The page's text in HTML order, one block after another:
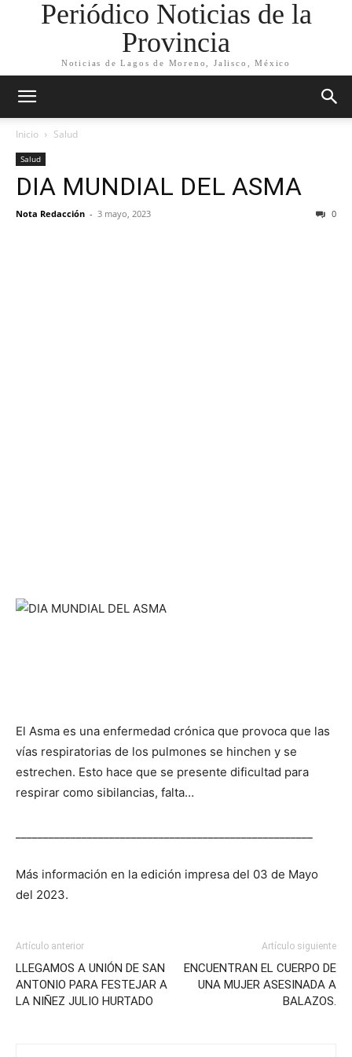
Periódico Noticias de la
Provincia
Noticias de Lagos de Moreno, Jalisco, México
Inicio Salud
Salud
DIA MUNDIAL DEL ASMA
Nota Redacción - 3 mayo, 2023 0
El Asma es una enfermedad crónica que provoca que las
vías respiratorias de los pulmones se hinchen y se
estrechen. Esto hace que se presente dificultad para
respirar como sibilancias, falta…
Más información en la edición impresa del 03 de Mayo
del 2023.
Artículo anterior
LLEGAMOS A UNIÓN DE SAN
ANTONIO PARA FESTEJAR A
LA NIÑEZ JULIO HURTADO
Artículo siguiente
ENCUENTRAN EL CUERPO DE
UNA MUJER ASESINADA A
BALAZOS.